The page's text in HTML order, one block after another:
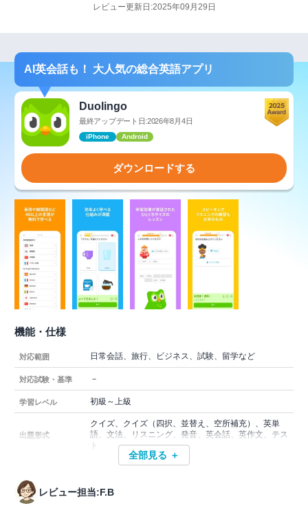
レビュー更新日:2025年09月29日
AI英会話も！ 大人気の総合英語アプリ
Duolingo
最終アップデート日:2026年8月4日
iPhone Android
ダウンロードする
機能・仕様
対応範囲 日常会話、旅行、ビジネス、試験、留学など
対応試験・基準 －
学習レベル 初級～上級
出題形式
クイズ、クイズ（四択、並替え、空所補充）、英単
語、文法、リスニング、発音、英会話、英作文、テス
ト
全部見る ＋
レビュー担当:F.B